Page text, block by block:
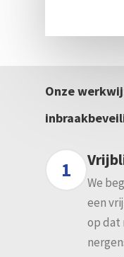
Onze
1
We
een
op dat